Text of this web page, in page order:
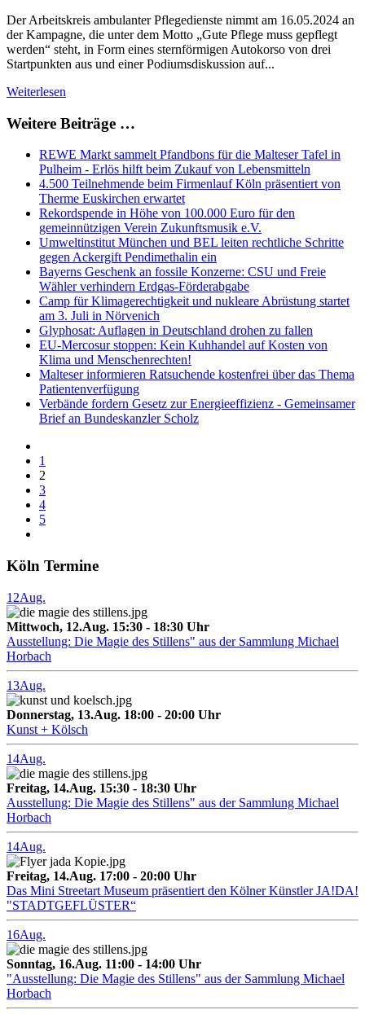
Der Arbeitskreis ambulanter Pflegedienste nimmt am 16.05.2024 an
der Kampagne, die unter dem Motto „Gute Pflege muss gepflegt
werden“ steht, in Form eines sternförmigen Autokorso von drei
Startpunkten aus und einer Podiumsdiskussion auf...
Weiterlesen
Weitere Beiträge …
REWE Markt sammelt Pfandbons für die Malteser Tafel in
Pulheim - Erlös hilft beim Zukauf von Lebensmitteln
4.500 Teilnehmende beim Firmenlauf Köln präsentiert von
Therme Euskirchen erwartet
Rekordspende in Höhe von 100.000 Euro für den
gemeinnützigen Verein Zukunftsmusik e.V.
Umweltinstitut München und BEL leiten rechtliche Schritte
gegen Ackergift Pendimethalin ein
Bayerns Geschenk an fossile Konzerne: CSU und Freie
Wähler verhindern Erdgas-Förderabgabe
Camp für Klimagerechtigkeit und nukleare Abrüstung startet
am 3. Juli in Nörvenich
Glyphosat: Auflagen in Deutschland drohen zu fallen
EU-Mercosur stoppen: Kein Kuhhandel auf Kosten von
Klima und Menschenrechten!
Malteser informieren Ratsuchende kostenfrei über das Thema
Patientenverfügung
Verbände fordern Gesetz zur Energieeffizienz - Gemeinsamer
Brief an Bundeskanzler Scholz
1
2
3
4
5
Köln Termine
12Aug.
Mittwoch, 12.Aug. 15:30 - 18:30 Uhr
Ausstellung: Die Magie des Stillens" aus der Sammlung Michael
Horbach
13Aug.
Donnerstag, 13.Aug. 18:00 - 20:00 Uhr
Kunst + Kölsch
14Aug.
Freitag, 14.Aug. 15:30 - 18:30 Uhr
Ausstellung: Die Magie des Stillens" aus der Sammlung Michael
Horbach
14Aug.
Freitag, 14.Aug. 17:00 - 20:00 Uhr
Das Mini Streetart Museum präsentiert den Kölner Künstler JA!DA!
"STADTGEFLÜSTER“
16Aug.
Sonntag, 16.Aug. 11:00 - 14:00 Uhr
"Ausstellung: Die Magie des Stillens" aus der Sammlung Michael
Horbach